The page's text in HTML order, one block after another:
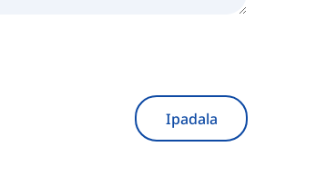
Ipadala